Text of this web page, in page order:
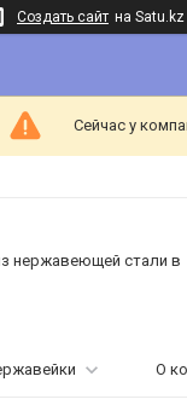
Создать сайт на Satu.kz
Сейчас у
нержавеющей стали в
О